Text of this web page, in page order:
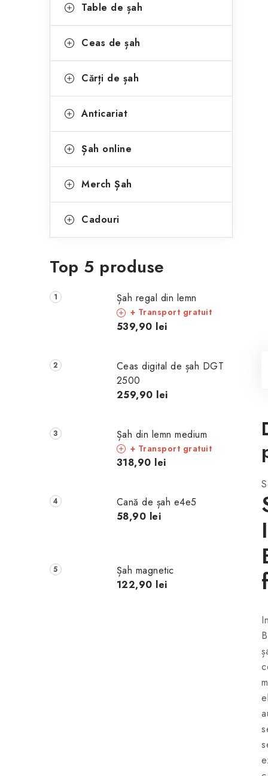
Table de șah
Ceas de șah
Cărți de șah
Anticariat
Șah online
Merch Șah
Cadouri
Top 5 produse
Șah regal din lemn
+ Transport gratuit
539,90 lei
Ceas digital de șah DGT
2500
259,90 lei
Șah din lemn medium
+ Transport gratuit
318,90 lei
Cană de șah e4e5
58,90 lei
Șah magnetic
122,90 lei